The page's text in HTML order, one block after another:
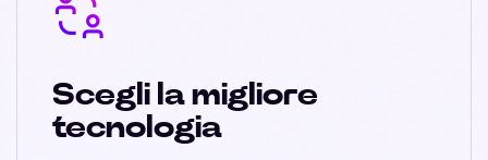
Scegli la migliore
tecnologia